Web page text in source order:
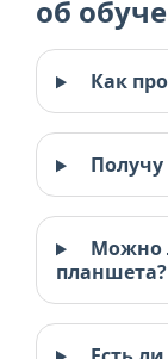
об
Как
Можно
планшета?